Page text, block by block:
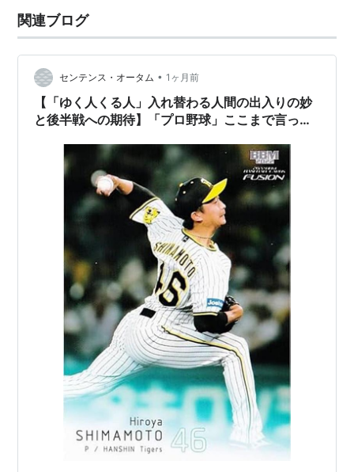
年内に「北京的夏」の復刊が発表されるなど現在松本剛
る。
甘い水 上 (講談社BOX)
出版社/メーカー:
講談社
発売日: 2007/02/02
メディア:
単行本
購入: 1人 クリック: 23回
この商品を含むブログ (19件) を見る
甘い水 下 (講談社BOX)
作者:松本剛
出版社/メーカー:講談社
発売日:2007/02/02
メディア:単行本
購入: 1人クリック: 17回
この商品を含むブログ (14件) を見る
すみれの花咲く頃 (講談社BOX)
関連ブログ
センテンス・オータム • 1ヶ月前
【「ゆく人くる人」入れ替わる人間の出入りの妙
と後半戦への期待】「プロ野球」ここまで言って
《2026年7月07日版》